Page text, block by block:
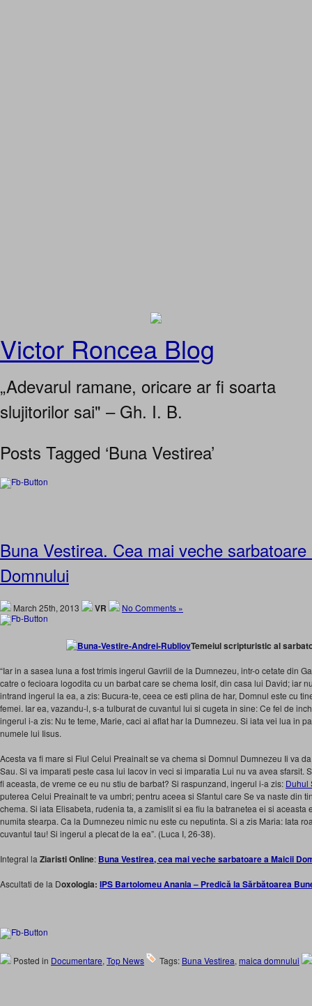
Victor Roncea Blog
„Adevarul ramane, oricare ar fi soarta
slujitorilor sai" – Gh. I. B.
Posts Tagged ‘Buna Vestirea’
Buna Vestirea. Cea mai veche
Domnului
March 25th, 2013 VR No Comments »
Temeiul scripturistic al
“Iar in a sasea luna a fost trimis ingerul Gavriil de la Dumnezeu, intr-o cetate din
catre o fecioara logodita cu un barbat care se chema Iosif, din casa lui David; iar
intrand ingerul la ea, a zis: Bucura-te, ceea ce esti plina de har, Domnul este cu
femei. Iar ea, vazandu-l, s-a tulburat de cuvantul lui si cugeta in sine: Ce fel de
ingerul i-a zis: Nu te teme, Marie, caci ai aflat har la Dumnezeu. Si iata vei lua in
numele lui Iisus.
Acesta va fi mare si Fiul Celui Preainalt se va chema si Domnul Dumnezeu Ii va
Sau. Si va imparati peste casa lui Iacov in veci si imparatia Lui nu va avea sfarsit.
fi aceasta, de vreme ce eu nu stiu de barbat? Si raspunzand, ingerul i-a zis: Duhul
puterea Celui Preainalt te va umbri; pentru aceea si Sfantul care Se va naste din
chema. Si iata Elisabeta, rudenia ta, a zamislit si ea fiu la batranetea ei si aceasta
numita stearpa. Ca la Dumnezeu nimic nu este cu neputinta. Si a zis Maria: Iata
cuvantul tau! Si ingerul a plecat de la ea”. (Luca I, 26-38).
Integral la Ziaristi Online: Buna Vestirea, cea mai veche sarbatoare a Maicii
Ascultati de la Doxologia: IPS Bartolomeu Anania – Predică la Sărbătoarea
Posted in Documentare, Top News Tags: Buna Vestirea, maica domnului